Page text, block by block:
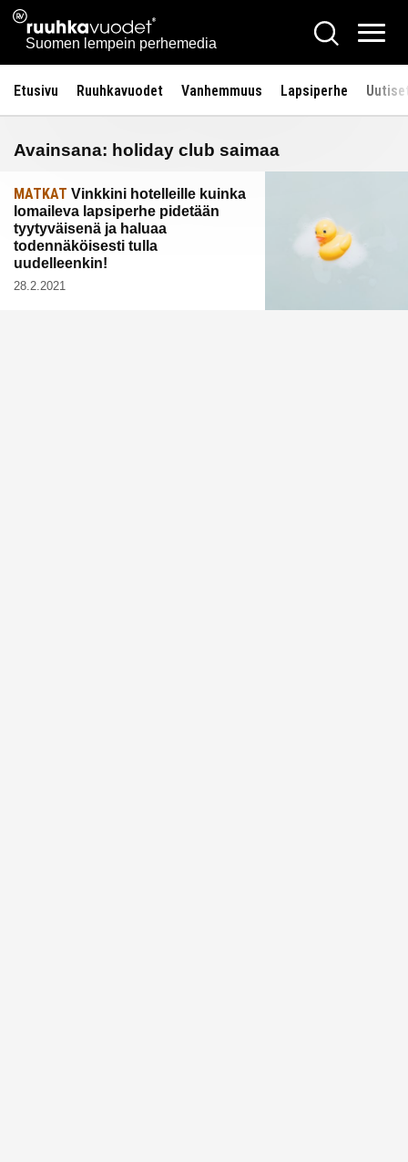
Siirry
sisältöön
Ruuhkavuodet.fi
Suomen lempein perhemedia
Hae
Etusivu Ruuhkavuodet Vanhemmuus Lapsiperhe
Avainsana: holiday club saimaa
MATKAT Vinkkini hotelleille kuinka
lomaileva lapsiperhe pidetään
tyytyväisenä ja haluaa
todennäköisesti tulla
uudelleenkin!
28.2.2021